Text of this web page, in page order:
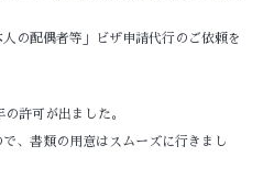
の配偶者等」ビザ申請代行のご依頼を
許可が出ました。
、書類の用意はスムーズに行きまし